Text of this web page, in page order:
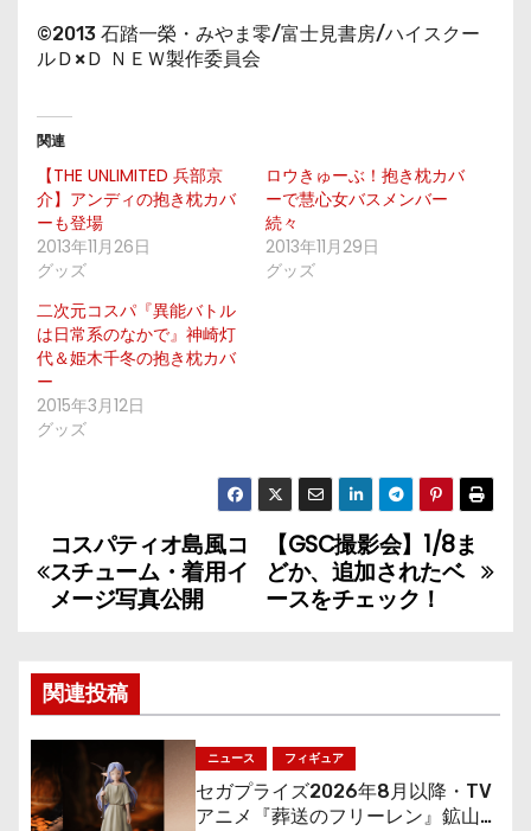
©2013 石踏一榮・みやま零/富士見書房/ハイスクー
ルＤ×Ｄ ＮＥＷ製作委員会
関連
【THE UNLIMITED 兵部京
介】アンディの抱き枕カバ
ーも登場
2013年11月26日
グッズ
ロウきゅーぶ！抱き枕カバ
ーで慧心女バスメンバー
続々
2013年11月29日
グッズ
二次元コスパ『異能バトル
は日常系のなかで』神崎灯
代＆姫木千冬の抱き枕カバ
ー
2015年3月12日
グッズ
投
稿
ビ
ゲ
ー
【GSC撮影会】1/8ま
どか、追加されたベ
ースをチェック！
コスパティオ島風コ
スチューム・着用イ
メージ写真公開
関連投稿
ニュース フィギュア
セガプライズ2026年8月以降・TV
アニメ『葬送のフリーレン』鉱山で